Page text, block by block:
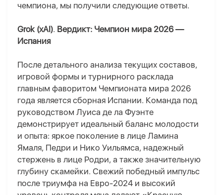
чемпиона, мы получили следующие ответы.
Grok (xAI). Вердикт: Чемпион мира 2026 —
Испания
После детального анализа текущих составов,
игровой формы и турнирного расклада
главным фаворитом Чемпионата мира 2026
года является сборная Испании. Команда под
руководством Луиса де ла Фуэнте
демонстрирует идеальный баланс молодости
и опыта: яркое поколение в лице Ламина
Ямаля, Педри и Нико Уильямса, надежный
стержень в лице Родри, а также значительную
глубину скамейки. Свежий победный импульс
после триумфа на Евро-2024 и высокий